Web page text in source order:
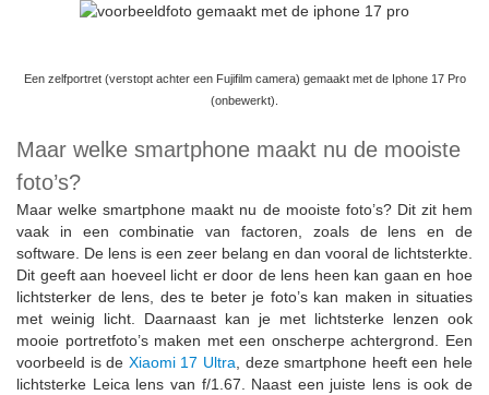
Een zelfportret (verstopt achter een Fujifilm camera) gemaakt met de Iphone 17 Pro
(onbewerkt).
Maar welke smartphone maakt nu de mooiste
foto’s?
Maar welke smartphone maakt nu de mooiste foto’s? Dit zit hem
vaak in een combinatie van factoren, zoals de lens en de
software. De lens is een zeer belang en dan vooral de lichtsterkte.
Dit geeft aan hoeveel licht er door de lens heen kan gaan en hoe
lichtsterker de lens, des te beter je foto’s kan maken in situaties
met weinig licht. Daarnaast kan je met lichtsterke lenzen ook
mooie portretfoto’s maken met een onscherpe achtergrond. Een
voorbeeld is de Xiaomi 17 Ultra , deze smartphone heeft een hele
lichtsterke Leica lens van f/1.67. Naast een juiste lens is ook de